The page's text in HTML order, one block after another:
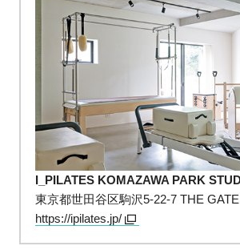
I_PILATES KOMAZAWA PARK
東京都世田谷区駒沢5-22-7 THE
https://ipilates.jp/